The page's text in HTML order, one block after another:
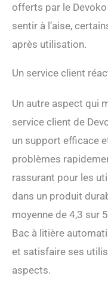
offerts par le
sentir à l’aise,
après utilisation.
Un service client
Un autre aspect qui
service client de
un support efficace
problèmes
rassurant pour les
dans un produit
moyenne de 4,3 sur
Bac à litière
et satisfaire ses
aspects.